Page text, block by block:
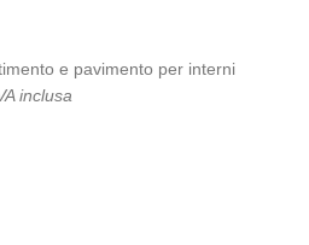
e pavimento per interni
inclusa